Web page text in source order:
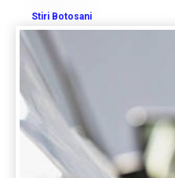
Stiri Botosani